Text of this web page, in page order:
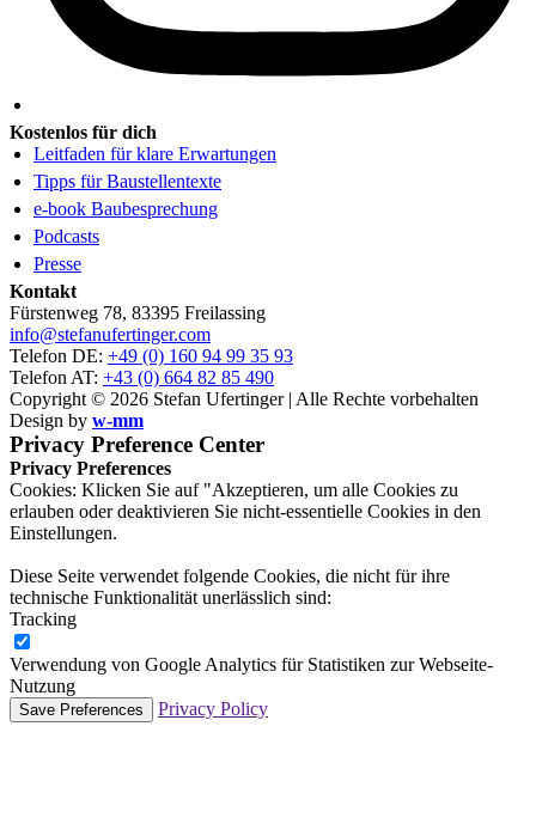
Kostenlos für dich
Leitfaden für klare Erwartungen
Tipps für Baustellentexte
e-book Baubesprechung
Podcasts
Presse
Kontakt
Fürstenweg 78, 83395 Freilassing
info@stefanufertinger.com
Telefon DE: +49 (0) 160 94 99 35 93
Telefon AT: +43 (0) 664 82 85 490
Copyright © 2026 Stefan Ufertinger | Alle Rechte vorbehalten
Design by w-mm
Privacy Preference Center
Privacy Preferences
Cookies: Klicken Sie auf "Akzeptieren, um alle Cookies zu
erlauben oder deaktivieren Sie nicht-essentielle Cookies in den
Einstellungen.
Diese Seite verwendet folgende Cookies, die nicht für ihre
technische Funktionalität unerlässlich sind:
Tracking
Verwendung von Google Analytics für Statistiken zur Webseite-
Nutzung
Privacy Policy